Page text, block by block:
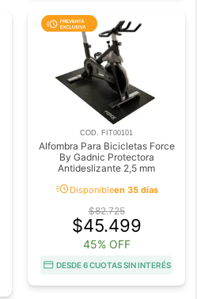
COD. FIT00101
Alfombra Para Bicicletas Force
By Gadnic Protectora
Antideslizante 2,5 mm
acuteDisponibleen 35 días
$82.725
$45.499
45% OFF
DESDE 6 CUOTAS SIN INTERÉS